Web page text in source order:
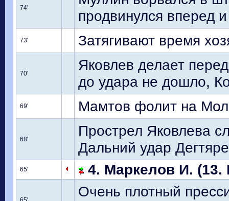
74'
продвинулся вперед
73' Затягивают время
70'
Яковлев делает
до удара не дошло,
69' Мамтов фолит на
68'
Прострел Яковлева
Дальний удар
65' 4. Маркелов И. (13.
Очень плотный